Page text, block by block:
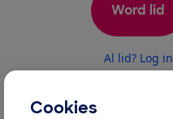
Cookies
Word lid
Al lid? Log in